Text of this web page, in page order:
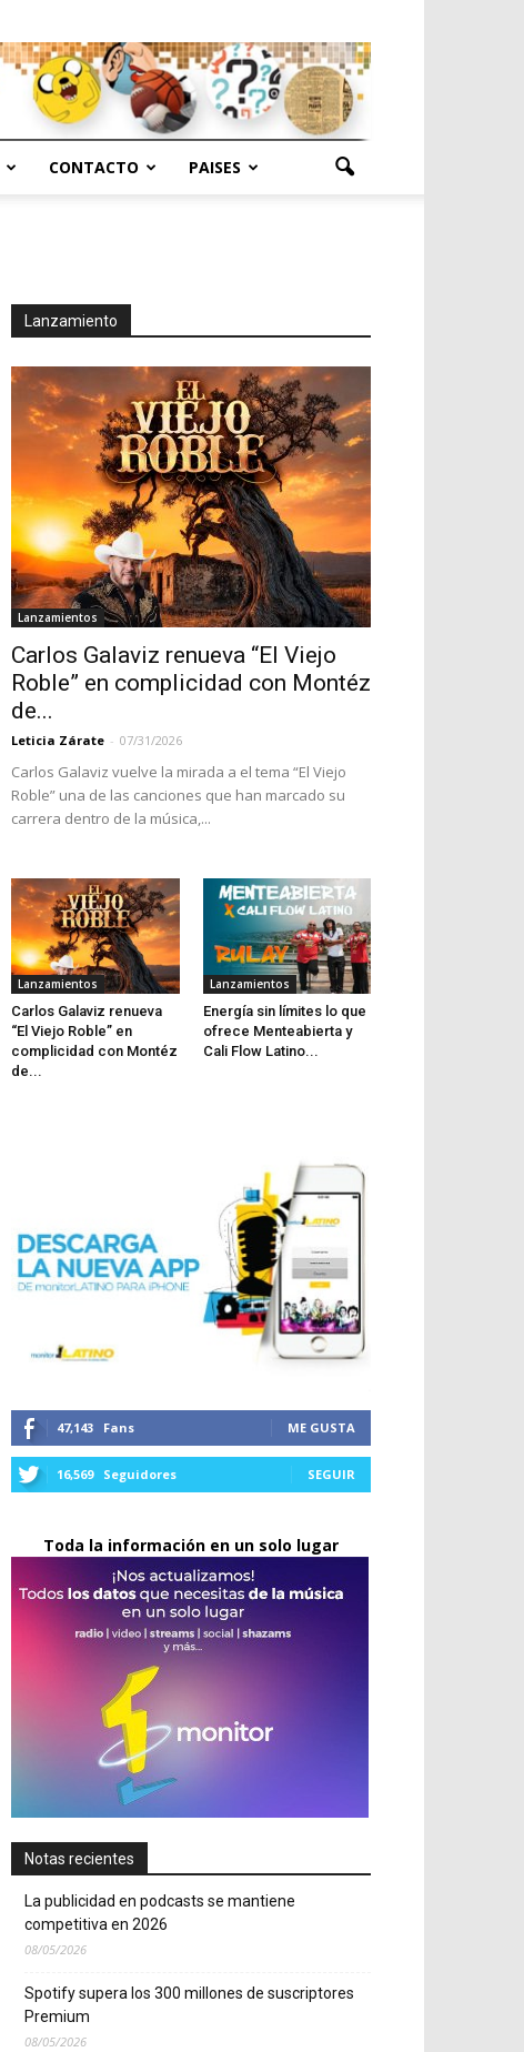
CONTACTO PAISES
Lanzamiento
Lanzamientos
Carlos Galaviz renueva “El Viejo
Roble” en complicidad con Montéz
de...
Leticia Zárate - 07/31/2026
Carlos Galaviz vuelve la mirada a el tema “El Viejo
Roble” una de las canciones que han marcado su
carrera dentro de la música,...
Lanzamientos
Carlos Galaviz renueva
“El Viejo Roble” en
complicidad con Montéz
de...
Lanzamientos
Energía sin límites lo que
ofrece Menteabierta y
Cali Flow Latino...
47,143 Fans ME GUSTA
16,569 Seguidores SEGUIR
Toda la información en un solo lugar
Notas recientes
La publicidad en podcasts se mantiene
competitiva en 2026
08/05/2026
Spotify supera los 300 millones de suscriptores
Premium
08/05/2026